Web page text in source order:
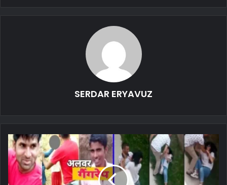
SERDAR ERYAVUZ